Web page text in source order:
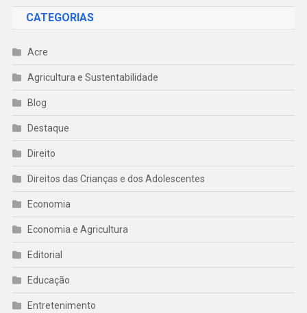
CATEGORIAS
Acre
Agricultura e Sustentabilidade
Blog
Destaque
Direito
Direitos das Crianças e dos Adolescentes
Economia
Economia e Agricultura
Editorial
Educação
Entretenimento